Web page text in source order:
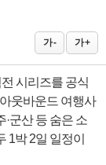
가 - 가 +
시리즈를 공식
웃바운드 여행사
·군산 등 숨은 소
1박 2일 일정이